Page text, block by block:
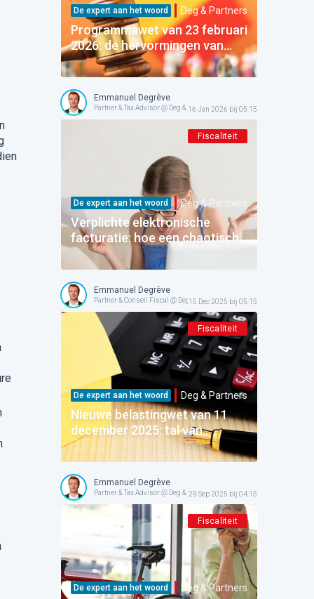
De expert aan het woord Deg & Partners
Programmawet van 23 februari
2026: de hervormingen van
Titel 2 „Financiën” ontcijferd
(Doc 56 1378/001)
Emmanuel Degrève
Partner & Tax Advisor @ Deg & Partners16 Jan 2026 bij 05:15
Fiscaliteit
De expert aan het woord Deg & Partners
Verplichte elektronische
facturatie: hoe een chaotische
start te overwinnen zonder de
boekhouding in gevaar te
brengenEmmanuel Degrève
Partner & Conseil Fiscal @ Deg & Partners15 Dec 2025 bij 05:15
Fiscaliteit
De expert aan het woord Deg & Partners
Nieuwe belastingwet van 11
december 2025: tal van
maatregelen die uw dagelijks
leven en koopkracht zullen
veranderen!
Emmanuel Degrève
Partner & Tax Advisor @ Deg & Partners29 Sep 2025 bij 04:15
Fiscaliteit
De expert aan het woord Deg & Partners